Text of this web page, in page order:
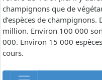
champignons que de
d’espèces de
million. Environ 100 000
000. Environ 15 000
cours.